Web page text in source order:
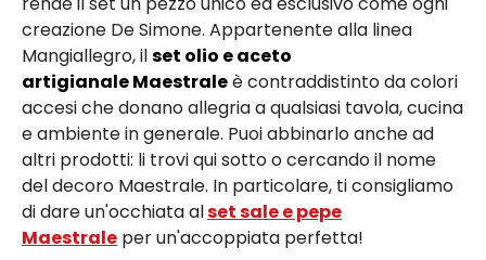
creazione De Simone. Appartenente alla linea
Mangiallegro, ilset olio e aceto
artigianale Maestraleè contraddistinto da colori
accesi che donano allegria a qualsiasi tavola, cucina
e ambiente in generale. Puoi abbinarlo anche ad
altri prodotti: li trovi qui sotto o cercando il nome
del decoro Maestrale. In particolare, ti consigliamo
di dare un'occhiata alset sale e pepe
Maestrale per un'accoppiata perfetta!